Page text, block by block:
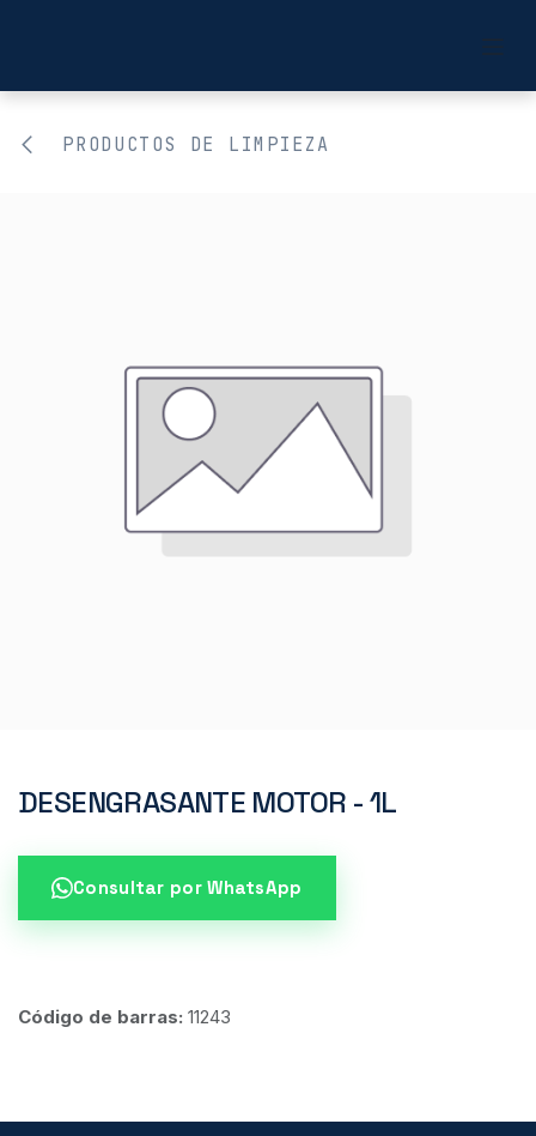
PRODUCTOS DE LIMPIEZA
DESENGRASANTE MOTOR - 1L
Consultar por WhatsApp
Código de barras: 11243